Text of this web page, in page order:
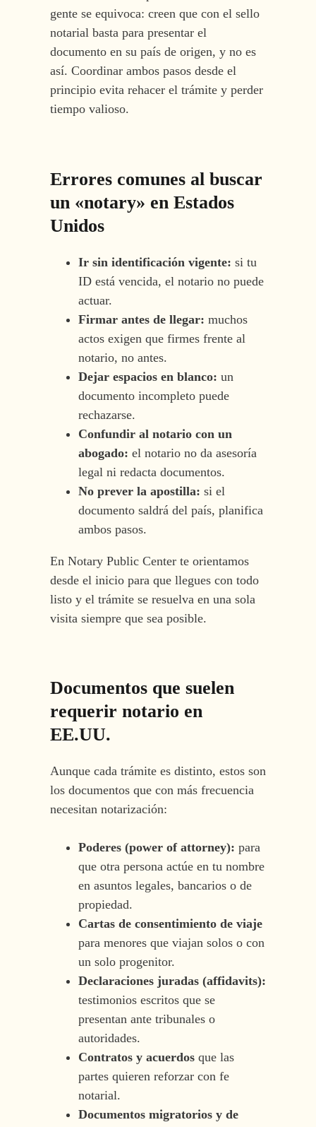
gente se equivoca: creen que con el sello
notarial basta para presentar el
documento en su país de origen, y no es
así. Coordinar ambos pasos desde el
principio evita rehacer el trámite y perder
tiempo valioso.
Errores comunes al buscar
un «notary» en Estados
Unidos
Ir sin identificación vigente: si tu
ID está vencida, el notario no puede
actuar.
Firmar antes de llegar: muchos
actos exigen que firmes frente al
notario, no antes.
Dejar espacios en blanco: un
documento incompleto puede
rechazarse.
Confundir al notario con un
abogado: el notario no da asesoría
legal ni redacta documentos.
No prever la apostilla: si el
documento saldrá del país, planifica
ambos pasos.
En Notary Public Center te orientamos
desde el inicio para que llegues con todo
listo y el trámite se resuelva en una sola
visita siempre que sea posible.
Documentos que suelen
requerir notario en
EE.UU.
Aunque cada trámite es distinto, estos son
los documentos que con más frecuencia
necesitan notarización:
Poderes (power of attorney): para
que otra persona actúe en tu nombre
en asuntos legales, bancarios o de
propiedad.
Cartas de consentimiento de viaje
para menores que viajan solos o con
un solo progenitor.
Declaraciones juradas (affidavits):
testimonios escritos que se
presentan ante tribunales o
autoridades.
Contratos y acuerdosque las
partes quieren reforzar con fe
notarial.
Documentos migratorios y de